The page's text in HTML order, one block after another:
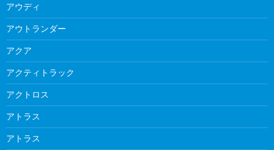
アウディ
アウトランダー
アクア
アクティトラック
アクトロス
アトラス
アトラス